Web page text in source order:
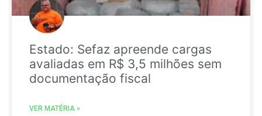
Estado: Sefaz apreende cargas
avaliadas em R$ 3,5 milhões sem
documentação fiscal
VER MATÉRIA »